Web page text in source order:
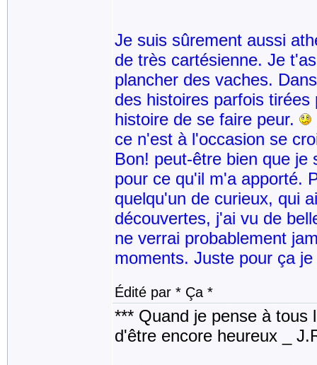
Je suis sûrement aussi
de très cartésienne. Je
plancher des vaches.
des histoires parfois
histoire de se faire peur.
ce n'est à l'occasion se
Bon! peut-être bien que je
pour ce qu'il m'a apporté.
quelqu'un de curieux, qui
découvertes, j'ai vu de
ne verrai probablement
moments. Juste pour ça
Édité par * Ça *
*** Quand je pense à tous
d'être encore heureux _